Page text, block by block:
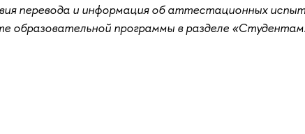
перевода и информация об аттестационных
образовательной программы в разделе